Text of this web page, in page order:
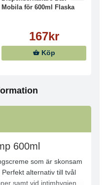
Mobila för 600ml Flaska
167kr
Köp
600ml
som är skonsam
alternativ till tvål
samt vid intimhygien.